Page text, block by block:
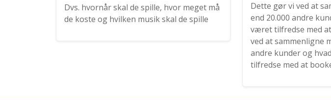
Dvs. hvornår skal de spille, hvor meget må
de koste og hvilken musik skal de spille
Dette gør vi ved at
end 20.000 andre
været tilfredse med
ved at sammenligne
andre kunder og
tilfredse med at